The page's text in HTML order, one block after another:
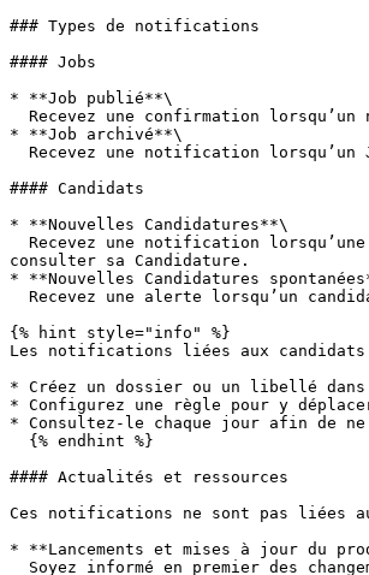
### Types de notifications
#### Jobs
* **Job publié**\
* **Job archivé**\
#### Candidats
* **Nouvelles Candidatures**\
consulter sa Candidature.
* **Nouvelles Candidatures
{% hint style="info" %}
Les notifications liées aux candidats
* Créez un dossier ou un libellé
* Configurez une règle pour y
* Consultez-le chaque jour afin de
#### Actualités et ressources
Ces notifications ne sont pas liées
* **Lancements et mises à jour du